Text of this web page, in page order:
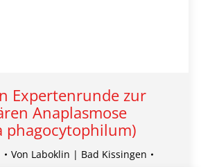
Expertenrunde zur
Anaplasmose
phagocytophilum)
Von Laboklin | Bad Kissingen